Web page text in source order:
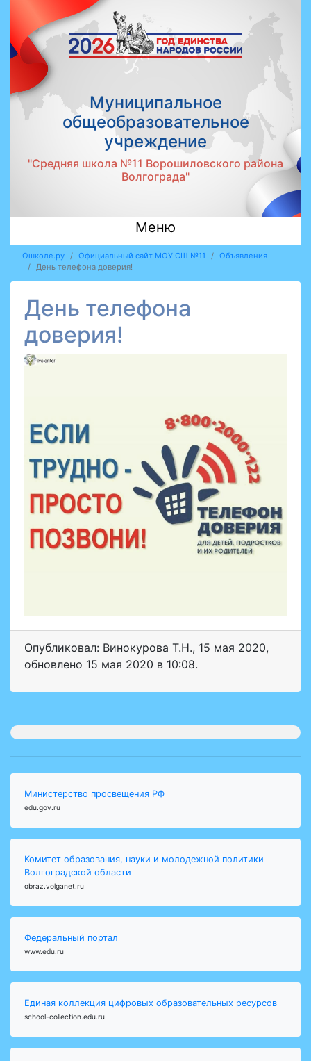
Муниципальное
общеобразовательное
учреждение
"Средняя школа №11 Ворошиловского района
Волгограда"
Меню
Ошколе.ру Официальный сайт МОУ СШ №11
Объявления
День телефона доверия!
День телефона
доверия!
Опубликовал: Винокурова Т.Н., 15 мая 2020,
обновлено 15 мая 2020 в 10:08.
Министерство просвещения РФ
edu.gov.ru
Комитет образования, науки и молодежной политики
Волгоградской области
obraz.volganet.ru
Федеральный портал
www.edu.ru
Единая коллекция цифровых образовательных ресурсов
school-collection.edu.ru